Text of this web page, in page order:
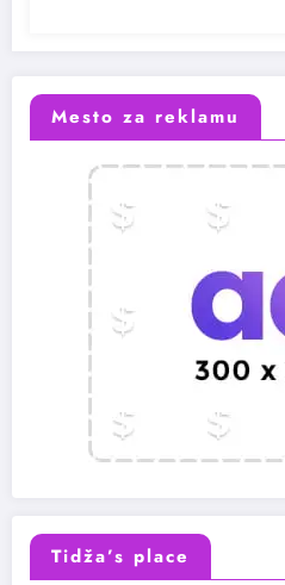
Mesto za reklamu
Tidža’s place